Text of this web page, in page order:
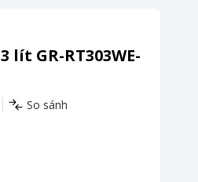
GR-RT303WE-
So sánh